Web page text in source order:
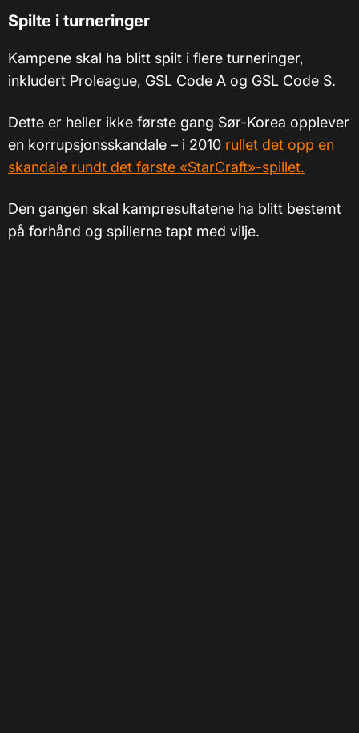
Spilte i turneringer
Kampene skal ha blitt spilt i flere turneringer,
inkludert Proleague, GSL Code A og GSL Code S.
Dette er heller ikke første gang Sør-Korea opplever
en korrupsjonsskandale – i 2010 rullet det opp en
skandale rundt det første «StarCraft»-spillet.
Den gangen skal kampresultatene ha blitt bestemt
på forhånd og spillerne tapt med vilje.